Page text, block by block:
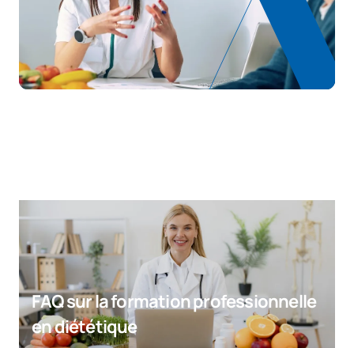
FAQ sur la formation professionnelle
en diététique